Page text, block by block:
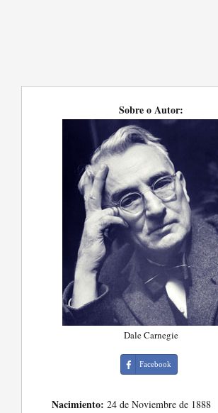
Sobre o Autor:
Dale Carnegie
Facebook
Nacimiento: 24 de Noviembre de 1888